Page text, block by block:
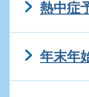
熱中症
年末年